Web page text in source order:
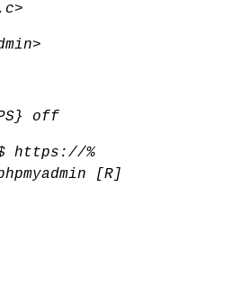
off
https://%
[R]